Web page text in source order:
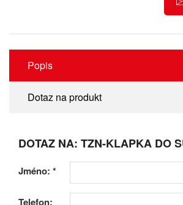
Popis
Dotaz na produkt
DOTAZ NA: TZN-KLAPKA DO
Jméno: *
Telefon: